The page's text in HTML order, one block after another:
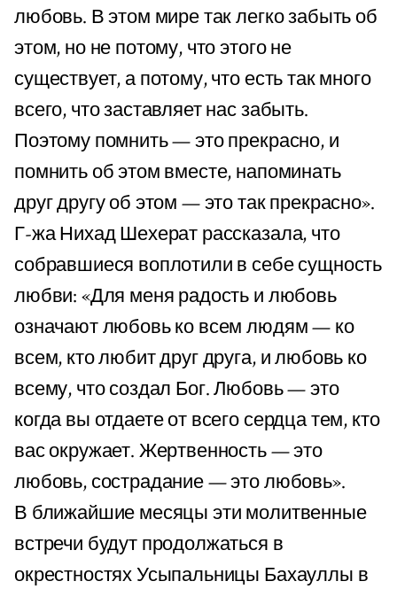
любовь. В этом мире так легко забыть об
этом, но не потому, что этого не
существует, а потому, что есть так много
всего, что заставляет нас забыть.
Поэтому помнить — это прекрасно, и
помнить об этом вместе, напоминать
друг другу об этом — это так прекрасно».
Г-жа Нихад Шехерат рассказала, что
собравшиеся воплотили в себе сущность
любви: «Для меня радость и любовь
означают любовь ко всем людям — ко
всем, кто любит друг друга, и любовь ко
всему, что создал Бог. Любовь — это
когда вы отдаете от всего сердца тем, кто
вас окружает. Жертвенность — это
любовь, сострадание — это любовь».
В ближайшие месяцы эти молитвенные
встречи будут продолжаться в
окрестностях Усыпальницы Бахауллы в